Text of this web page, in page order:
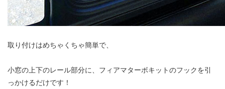
取り付けはめちゃくちゃ簡単で、
小窓の上下のレール部分に、フィアマターボキットのフックを引
っかけるだけです！